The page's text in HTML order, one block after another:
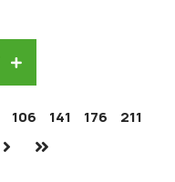
106 141 176
211